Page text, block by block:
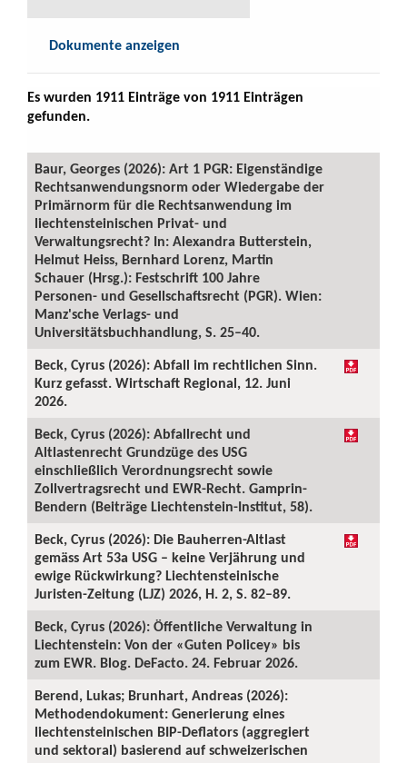
Dokumente anzeigen
Es wurden 1911 Einträge von 1911 Einträgen
gefunden.
Baur, Georges (2026): Art 1 PGR: Eigenständige
Rechtsanwendungsnorm oder Wiedergabe der
Primärnorm für die Rechtsanwendung im
liechtensteinischen Privat- und
Verwaltungsrecht? In: Alexandra Butterstein,
Helmut Heiss, Bernhard Lorenz, Martin
Schauer (Hrsg.): Festschrift 100 Jahre
Personen- und Gesellschaftsrecht (PGR). Wien:
Manz'sche Verlags- und
Universitätsbuchhandlung, S. 25–40.
Beck, Cyrus (2026): Abfall im rechtlichen Sinn.
Kurz gefasst. Wirtschaft Regional, 12. Juni
2026.
Beck, Cyrus (2026): Abfallrecht und
Altlastenrecht Grundzüge des USG
einschließlich Verordnungsrecht sowie
Zollvertragsrecht und EWR-Recht. Gamprin-
Bendern (Beiträge Liechtenstein-Institut, 58).
Beck, Cyrus (2026): Die Bauherren-Altlast
gemäss Art 53a USG – keine Verjährung und
ewige Rückwirkung? Liechtensteinische
Juristen-Zeitung (LJZ) 2026, H. 2, S. 82–89.
Beck, Cyrus (2026): Öffentliche Verwaltung in
Liechtenstein: Von der «Guten Policey» bis
zum EWR. Blog. DeFacto. 24. Februar 2026.
Berend, Lukas; Brunhart, Andreas (2026):
Methodendokument: Generierung eines
liechtensteinischen BIP-Deflators (aggregiert
und sektoral) basierend auf schweizerischen